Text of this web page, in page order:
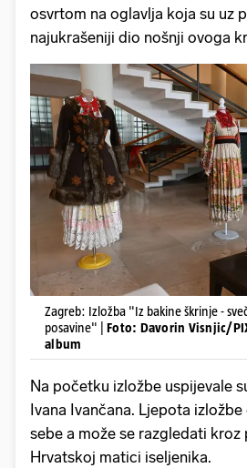
osvrtom na oglavlja koja su uz
najukrašeniji dio nošnji ovoga
Zagreb: Izložba "Iz bakine škrinje -
posavine" | Foto: Davorin Visnjic/
album
Na početku izložbe uspijevale
Ivana Ivančana. Ljepota
sebe a može se razgledati kroz
Hrvatskoj matici iseljenika.